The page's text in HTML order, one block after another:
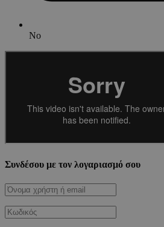
No
Συνδέσου με τον λογαριασμό σου